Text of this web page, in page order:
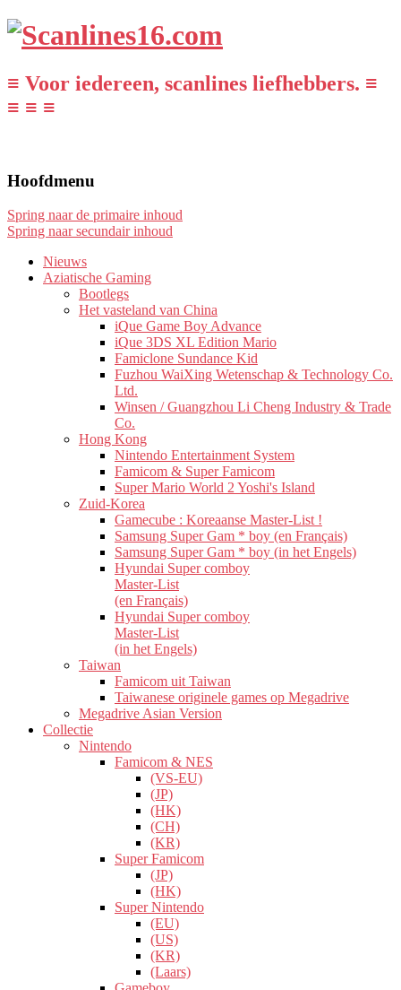
≡ Voor iedereen, scanlines liefhebbers. ≡
≡ ≡ ≡
Hoofdmenu
Spring naar de primaire inhoud
Spring naar secundair inhoud
Nieuws
Aziatische Gaming
Bootlegs
Het vasteland van China
iQue Game Boy Advance
iQue 3DS XL Edition Mario
Famiclone Sundance Kid
Fuzhou WaiXing Wetenschap & Technology Co.
Ltd.
Winsen / Guangzhou Li Cheng Industry & Trade
Co.
Hong Kong
Nintendo Entertainment System
Famicom & Super Famicom
Super Mario World 2 Yoshi's Island
Zuid-Korea
Gamecube : Koreaanse Master-List !
Samsung Super Gam * boy (en Français)
Samsung Super Gam * boy (in het Engels)
Hyundai Super comboy
Master-List
(en Français)
Hyundai Super comboy
Master-List
(in het Engels)
Taiwan
Famicom uit Taiwan
Taiwanese originele games op Megadrive
Megadrive Asian Version
Collectie
Nintendo
Famicom & NES
(VS-EU)
(JP)
(HK)
(CH)
(KR)
Super Famicom
(JP)
(HK)
Super Nintendo
(EU)
(US)
(KR)
(Laars)